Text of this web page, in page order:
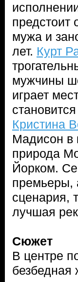
предстоит
мужа и
лет. Курт
мужчины
играет
Кристина
Мадисон в
природа
Йорком.
премьеры,
сценария,
лучшая
Сюжет
В центре
безбедная